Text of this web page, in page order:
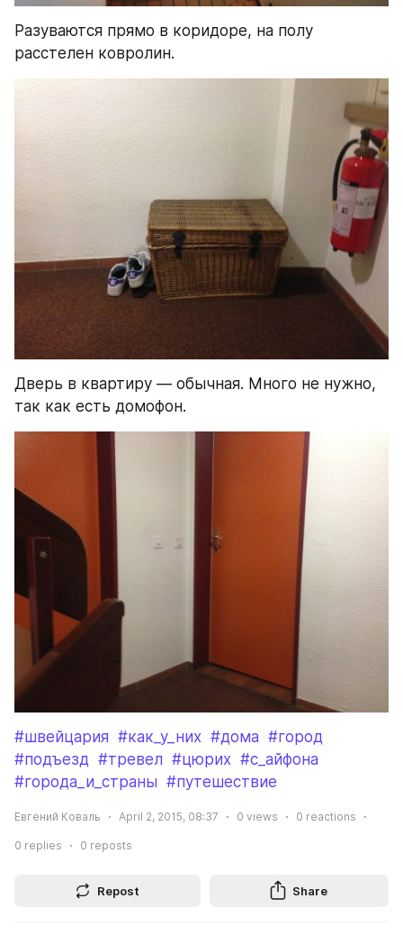
Разуваются прямо в коридоре, на полу
расстелен ковролин.
Дверь в квартиру — обычная. Много не нужно,
так как есть домофон.
#швейцария #как_у_них #дома #город
#подъезд #тревел #цюрих #с_айфона
#города_и_страны #путешествие
Евгений Коваль April 2, 2015, 08:37 0 views 0 reactions
0 replies 0 reposts
Repost Share